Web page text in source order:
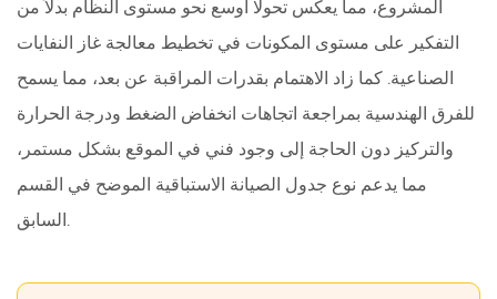
المشروع، مما يعكس تحولًا أوسع نحو مستوى النظام بدلاً من
التفكير على مستوى المكونات في تخطيط معالجة غاز النفايات
الصناعية. كما زاد الاهتمام بقدرات المراقبة عن بعد، مما يسمح
للفرق الهندسية بمراجعة اتجاهات انخفاض الضغط ودرجة الحرارة
والتركيز دون الحاجة إلى وجود فني في الموقع بشكل مستمر،
مما يدعم نوع جدول الصيانة الاستباقية الموضح في القسم
السابق.